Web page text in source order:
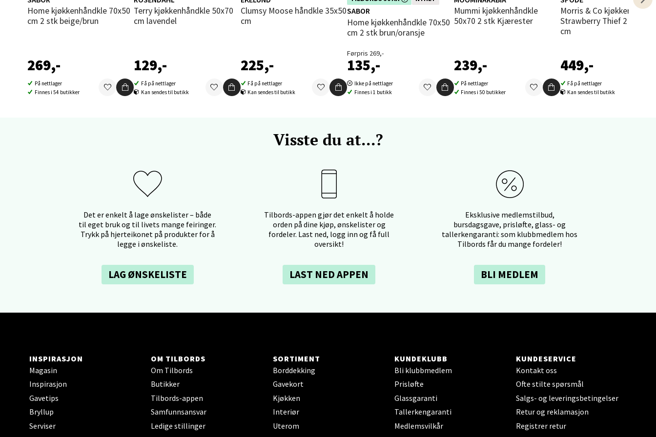
Home kjøkkenhåndkle 70x50
cm 2 stk beige/brun
269,-
På nettlager
Finnes i 54 butikker
Terry kjøkkenhåndkle 50x70
cm lavendel
129,-
Få på nettlager
Kan sendes til butikk
Clumsy Moose håndkle 35x50
cm
225,-
Få på nettlager
Kan sendes til butikk
kampanje. Benytt deg av rabatten i
dag!
SABOR
Home kjøkkenhåndkle 70x50
cm 2 stk brun/oransje
Førpris 269,-
135,-
Ikke på nettlager
Finnes i 1 butikk
Mummi kjøkkenhåndkle
50x70 2 stk Kjærester
239,-
På nettlager
Finnes i 50 butikker
Morris & Co kjøkkenhåndkle
Strawberry Thief 2 stk
cm
449,-
Få på nettlager
Kan sendes til butikk
Visste du at...?
Det er enkelt å lage ønskelister – både
til eget bruk og til livets mange feiringer.
Trykk på hjerteikonet på produkter for å
legge i ønskeliste.
LAG ØNSKELISTE
Tilbords-appen gjør det enkelt å holde
orden på dine kjøp, ønskelister og
fordeler. Last ned, logg inn og få full
oversikt!
LAST NED APPEN
Eksklusive medlemstilbud,
bursdagsgave, prisløfte, glass- og
tallerkengaranti: som klubbmedlem hos
Tilbords får du mange fordeler!
BLI MEDLEM
INSPIRASJON
Magasin
Inspirasjon
Gavetips
Bryllup
Serviser
OM TILBORDS
Om Tilbords
Butikker
Tilbords-appen
Samfunnsansvar
Ledige stillinger
SORTIMENT
Borddekking
Gavekort
Kjøkken
Interiør
Uterom
KUNDEKLUBB
Bli klubbmedlem
Prisløfte
Glassgaranti
Tallerkengaranti
Medlemsvilkår
KUNDESERVICE
Kontakt oss
Ofte stilte spørsmål
Salgs- og leveringsbetingelser
Retur og reklamasjon
Registrer retur
Åpent i dag 09-20
Velg
Sandvika - Thon Senter Sandvika
Brodtkorbsgate 7, 1338 Sandvika
Trondheim - Sirkus Shopping
Falkenborgveien 5, 7044 Trondheim
Ski Storsenter, Jernbanesvingen 6, 1400 Ski
Velg
Sortland - Sortland Storsenter